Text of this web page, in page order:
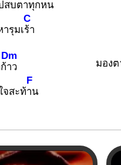
สบตาทุกหน
รุมเ
C
ร้า
Dm
าว
จสะท้
F
าน
มอง